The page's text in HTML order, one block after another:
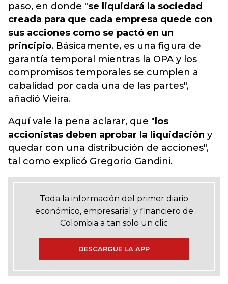
paso, en donde "se liquidará la sociedad
creada para que cada empresa quede con
sus acciones como se pactó en un
principio. Básicamente, es una figura de
garantía temporal mientras la OPA y los
compromisos temporales se cumplen a
cabalidad por cada una de las partes",
añadió Vieira.
Aquí vale la pena aclarar, que " los
accionistas deben aprobar la liquidación y
quedar con una distribución de acciones",
tal como explicó Gregorio Gandini.
Toda la información del primer diario
económico, empresarial y financiero de
Colombia a tan solo un clic
DESCARGUE LA APP